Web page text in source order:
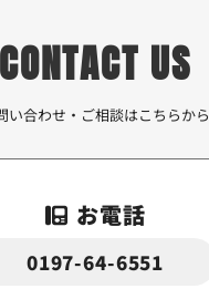
CONTACT US
い合わせ・ご相談はこちらから
お電話
0197-64-6551